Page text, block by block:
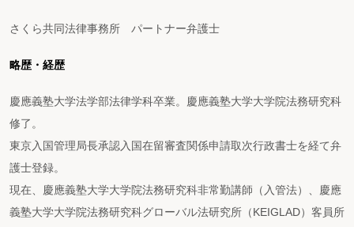
さくら共同法律事務所 パートナー弁護士
略歴・経歴
慶應義塾大学法学部法律学科卒業。慶應義塾大学大学院法務研究科
修了。
東京入国管理局長承認入国在留審査関係申請取次行政書士を経て弁
護士登録。
現在、慶應義塾大学大学院法務研究科非常勤講師（入管法）、慶應
義塾大学大学院法務研究科グローバル法研究所（KEIGLAD）客員所